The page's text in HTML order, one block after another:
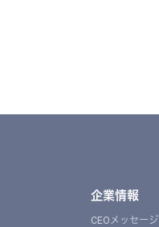
企業情報
CEOメッセージ